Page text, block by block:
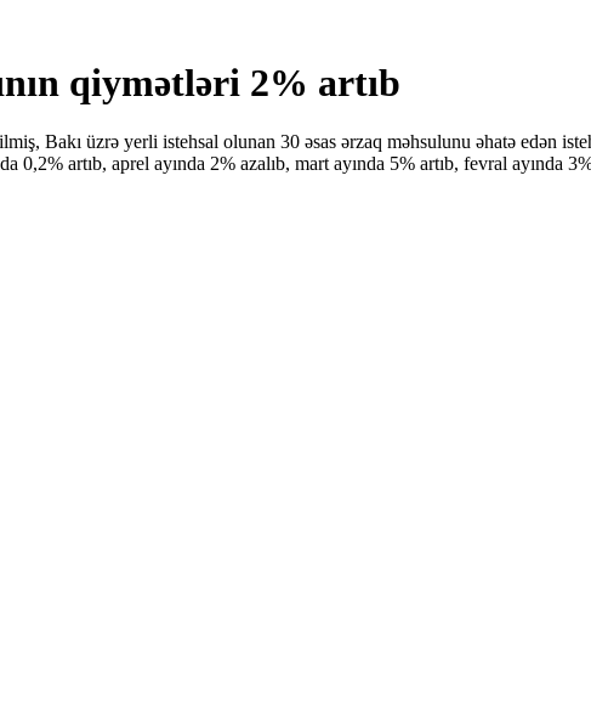
qiymətləri 2% artıb
Bakı üzrə yerli istehsal olunan 30 əsas ərzaq məhsulunu əhatə edən
artıb, aprel ayında 2% azalıb, mart ayında 5% artıb, fevral ayında